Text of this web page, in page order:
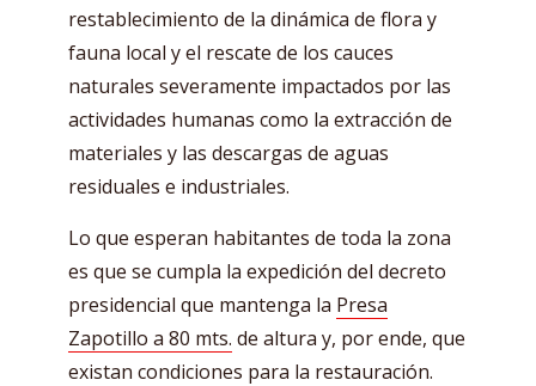
restablecimiento de la dinámica de flora y
fauna local y el rescate de los cauces
naturales severamente impactados por las
actividades humanas como la extracción de
materiales y las descargas de aguas
residuales e industriales.
Lo que esperan habitantes de toda la zona
es que se cumpla la expedición del decreto
presidencial que mantenga la Presa
Zapotillo a 80 mts. de altura y, por ende, que
existan condiciones para la restauración.